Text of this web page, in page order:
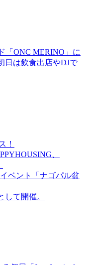
「ONC MERINO」に
日は飲食出店やDJで
！
、
ベント「ナゴパル盆
て開催。